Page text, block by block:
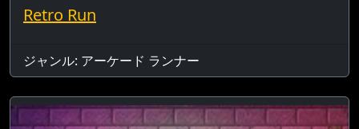
Retro Run
ジャンル: アーケード ランナー